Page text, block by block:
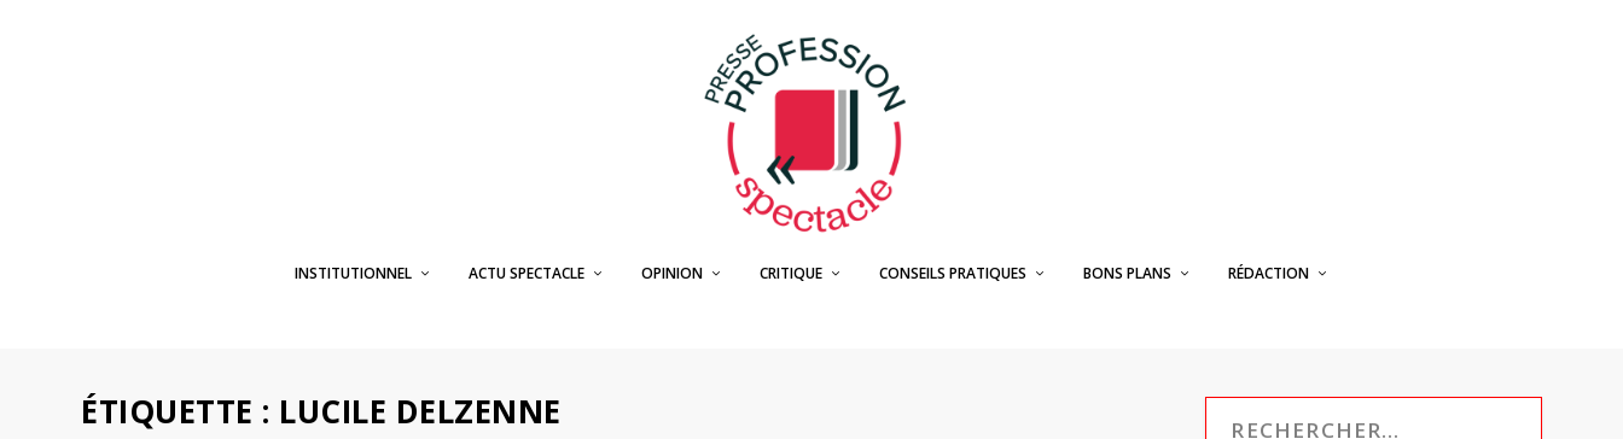
INSTITUTIONNEL ACTU SPECTACLE OPINION CRITIQUE CONSEILS PRATIQUES BONS PLANS RÉDACTION
ÉTIQUETTE : LUCILE DELZENNE